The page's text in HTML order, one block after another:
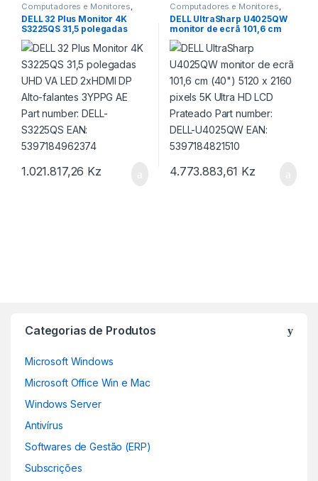
Computadores e Monitores
informática
DELL 32 Plus Monitor 4K
S3225QS 31,5 polegadas
UHD VA LED 2xHDMI DP Alto-
falantes 3YPPG AE Part
number: DELL-S3225QS
EAN: 5397184962374
1.021.817,26 Kz
Computadores e Monitores
informática
DELL UltraSharp U4025QW
monitor de ecrã 101,6 cm
(40″) 5120 x 2160 pixels 5K
Ultra HD LCD Prateado Part
number: DELL-U4025QW
EAN: 5397184821510
4.773.883,61 Kz
Categorias de Produtos
Microsoft Windows
Microsoft Office Win e Mac
Windows Server
Antivírus
Softwares de Gestão (ERP)
Subscrições